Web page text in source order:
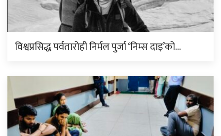
विश्वप्रसिद्ध पर्वतारोही निर्मल पुर्जा ‘निम्स दाइ’को…